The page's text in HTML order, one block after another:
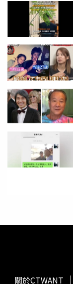
關於CTWANT